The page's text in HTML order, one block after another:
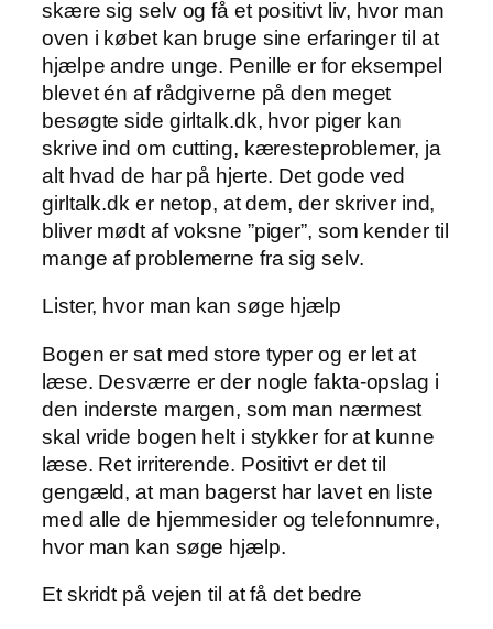
skære sig selv og få et positivt liv, hvor man
oven i købet kan bruge sine erfaringer til at
hjælpe andre unge. Penille er for eksempel
blevet én af rådgiverne på den meget
besøgte side girltalk.dk, hvor piger kan
skrive ind om cutting, kæresteproblemer, ja
alt hvad de har på hjerte. Det gode ved
girltalk.dk er netop, at dem, der skriver ind,
bliver mødt af voksne ”piger”, som kender til
mange af problemerne fra sig selv.
Lister, hvor man kan søge hjælp
Bogen er sat med store typer og er let at
læse. Desværre er der nogle fakta-opslag i
den inderste margen, som man nærmest
skal vride bogen helt i stykker for at kunne
læse. Ret irriterende. Positivt er det til
gengæld, at man bagerst har lavet en liste
med alle de hjemmesider og telefonnumre,
hvor man kan søge hjælp.
Et skridt på vejen til at få det bedre